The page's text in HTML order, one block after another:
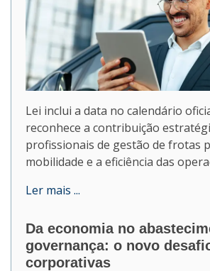
Lei inclui a data no calendário
reconhece a contribuição
profissionais de gestão de frotas
mobilidade e a eficiência das
Ler mais ...
Da economia no
governança: o novo
corporativas